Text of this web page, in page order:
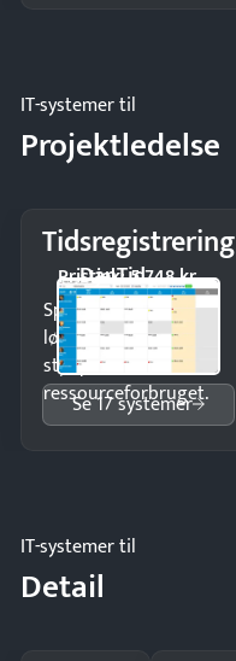
IT-systemer til
Projektledelse
Tidsregistrering
DanTid
Pristjek: 5.748 kr
Spar tid på
lønberegning og få
styr på
ressourceforbruget.
Se 17 systemer
IT-systemer til
Detail